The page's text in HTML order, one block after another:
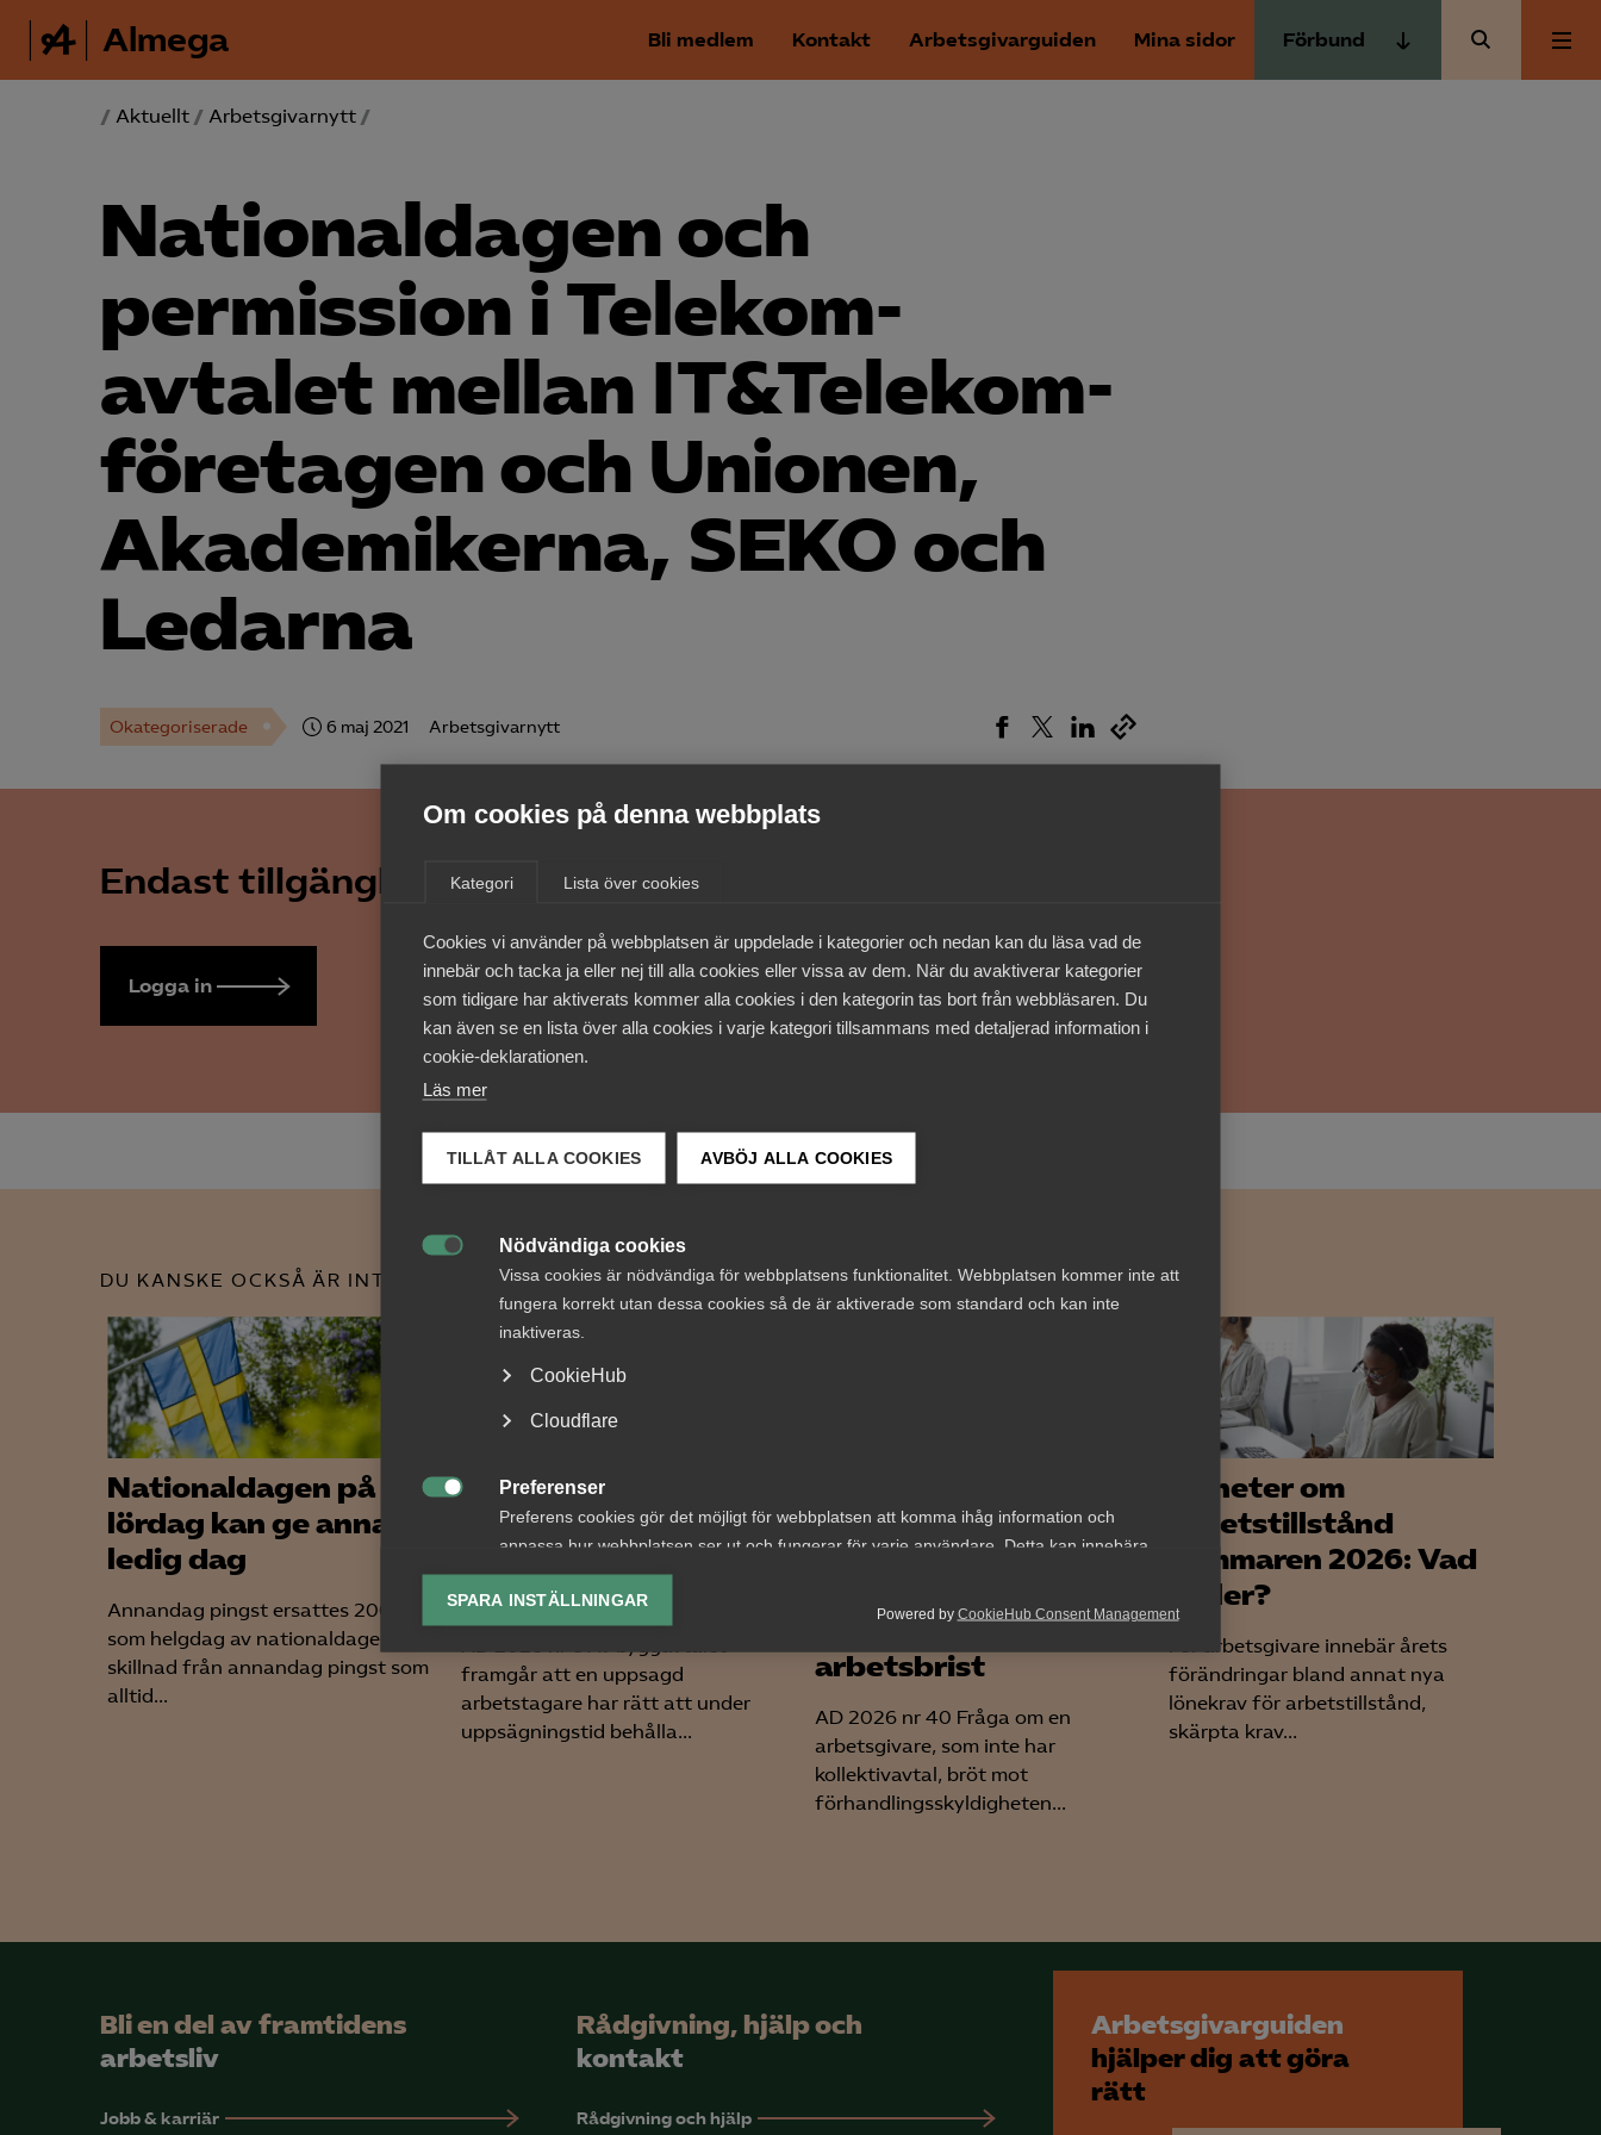
Om cookies på denna webbplats
Kategori Lista över cookies
Cookies vi använder på webbplatsen är uppdelade i kategorier och nedan kan du läsa vad de
innebär och tacka ja eller nej till alla cookies eller vissa av dem. När du avaktiverar kategorier
som tidigare har aktiverats kommer alla cookies i den kategorin tas bort från webbläsaren. Du
kan även se en lista över alla cookies i varje kategori tillsammans med detaljerad information i
cookie-deklarationen.
Läs mer
TILLÅT ALLA COOKIES AVBÖJ ALLA COOKIES
Nödvändiga cookies
Vissa cookies är nödvändiga för webbplatsens funktionalitet. Webbplatsen kommer inte att
fungera korrekt utan dessa cookies så de är aktiverade som standard och kan inte
inaktiveras.
CookieHub
Cloudflare
Preferenser
Preferens cookies gör det möjligt för webbplatsen att komma ihåg information och
anpassa hur webbplatsen ser ut och fungerar för varje användare. Detta kan innebära
lagring av vald valuta, region, språk eller färgschema.

Analys-cookies
Analyseringscookies hjälper oss förbättra webbplatsen genom att samla och rapportera
information om hur den används.
Google Analytics
Google Ads
YouTube
Leadfeeder
Powered by CookieHub Consent Management
SPARA INSTÄLLNINGAR
Almega Bli medlem Kontakt Arbetsgivarguiden Mina sidor Förbund
Logga in på
/ Aktuellt / Arbetsgivarnytt /
National­dagen och
permission i Telekom­
avtalet mellan IT&Telekom­
företagen och Unionen,
Akademikerna, SEKO och
Ledarna
Okategoriserade 6 maj 2021 Arbetsgivarnytt
Endast tillgänglig för medlemmar
Logga in
DU KANSKE OCKSÅ ÄR INTRESSERAD AV DETTA?
Nationaldagen på en
lördag kan ge annan
ledig dag
Annandag pingst ersattes 2005
som helgdag av nationaldagen. Till
skillnad från annandag pingst som
alltid...
Tvist om avtalsenlig
lön under
uppsägningstid i
bemanningsföretag
framgår att en uppsagd
arbetstagare har rätt att under
uppsägningstid behålla...
Uppsägningar enligt
EU-direktivet och
förhandling vid
arbetsbrist
AD 2026 nr 40 Fråga om en
arbetsgivare, som inte har
kollektivavtal, bröt mot
förhandlingsskyldigheten...
Nyheter om
arbetstillstånd
sommaren 2026: Vad
gäller?
För arbetsgivare innebär årets
förändringar bland annat nya
lönekrav för arbetstillstånd,
skärpta krav...
Bli en del av framtidens
arbetsliv
Jobb & karriär
Rådgivning, hjälp och
kontakt
Rådgivning och hjälp
Arbetsgivarguiden
hjälper dig att göra
rätt